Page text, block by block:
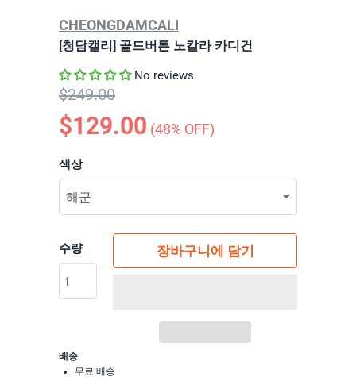
CHEONGDAMCALI
[청담캘리] 골드버튼 노칼라 카디건
No reviews
$249.00
$129.00 (48% OFF)
색상
수량 장바구니에 담기
배송
무료 배송